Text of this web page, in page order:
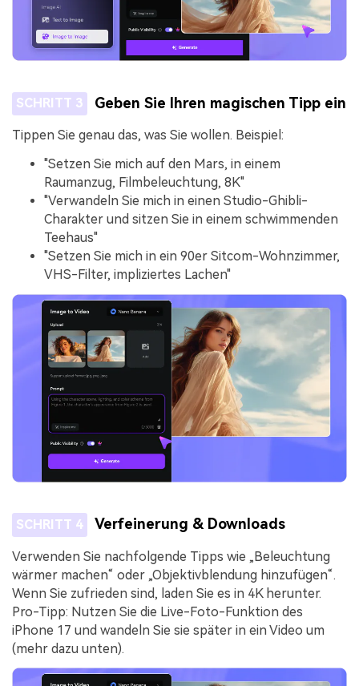
SCHRITT 3 Geben Sie Ihren magischen Tipp ein
Tippen Sie genau das, was Sie wollen. Beispiel:
"Setzen Sie mich auf den Mars, in einem
Raumanzug, Filmbeleuchtung, 8K"
"Verwandeln Sie mich in einen Studio-Ghibli-
Charakter und sitzen Sie in einem schwimmenden
Teehaus"
"Setzen Sie mich in ein 90er Sitcom-Wohnzimmer,
VHS-Filter, impliziertes Lachen"
SCHRITT 4 Verfeinerung & Downloads
Verwenden Sie nachfolgende Tipps wie „Beleuchtung
wärmer machen“ oder „Objektivblendung hinzufügen“.
Wenn Sie zufrieden sind, laden Sie es in 4K herunter.
Pro-Tipp: Nutzen Sie die Live-Foto-Funktion des
iPhone 17 und wandeln Sie sie später in ein Video um
(mehr dazu unten).